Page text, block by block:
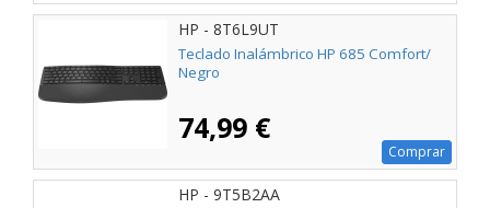
HP - 8T6L9UT
Teclado Inalámbrico HP 685 Comfort/
Negro
74,99 €
Comprar
HP - 9T5B2AA